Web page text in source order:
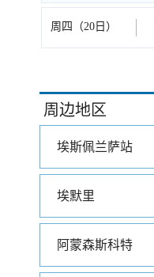
周四（20日）
周边地区
埃斯佩兰萨站
埃默里
阿蒙森斯科特